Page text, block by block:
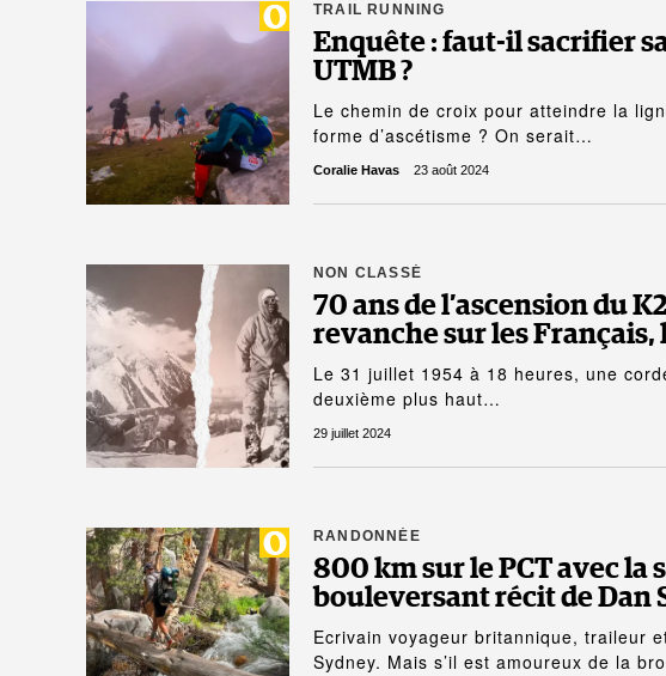
TRAIL RUNNING
Enquête : faut-il sacrifier
UTMB ?
Le chemin de croix pour atteindre la
forme d’ascétisme ? On serait…
Coralie Havas 23 août 2024
NON CLASSÉ
70 ans de l’ascension du
revanche sur les Français,
Le 31 juillet 1954 à 18 heures, une
deuxième plus haut…
29 juillet 2024
RANDONNÉE
800 km sur le PCT avec la
bouleversant récit de Dan
Ecrivain voyageur britannique, traileur
Sydney. Mais s’il est amoureux de la